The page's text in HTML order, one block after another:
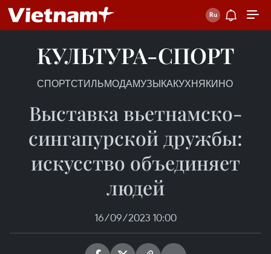
КУЛЬТУРА-СПОРТ
СПОРТСТИЛЬМОДАМУЗЫКАКУХНЯКИНО
Выставка вьетнамско-
сингапурской дружбы:
искусство объединяет
людей
16/09/2023 10:00